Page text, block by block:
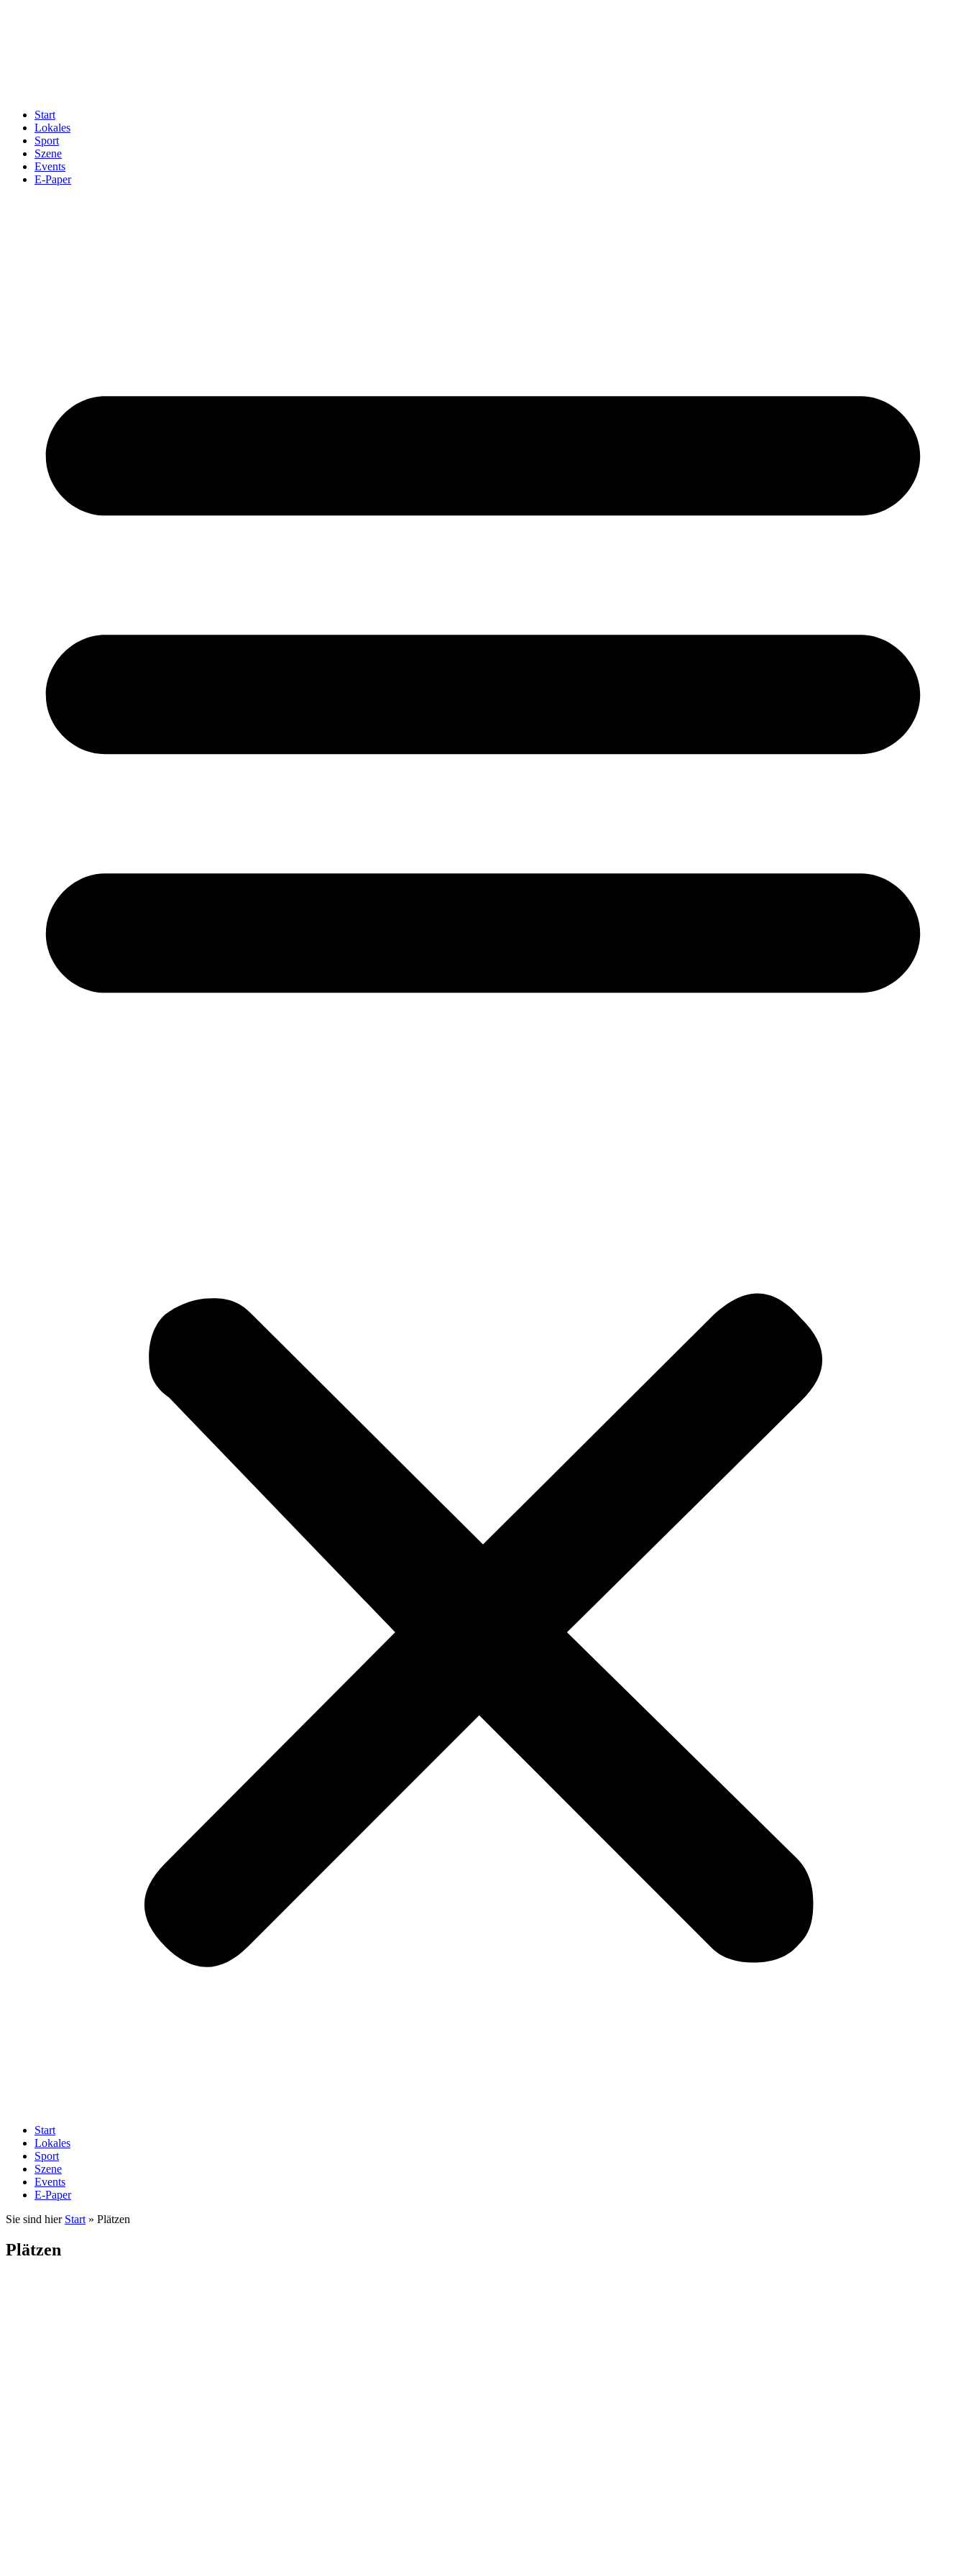
Start
Lokales
Sport
Szene
Events
E-Paper
Start
Lokales
Sport
Szene
Events
E-Paper
Sie sind hier Start » Plätzen
Plätzen